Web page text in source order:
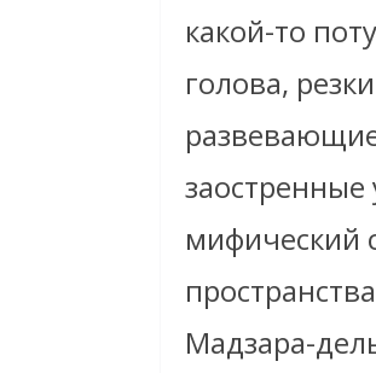
какой-то
голова,
заостренные
мифический
Мадзара-